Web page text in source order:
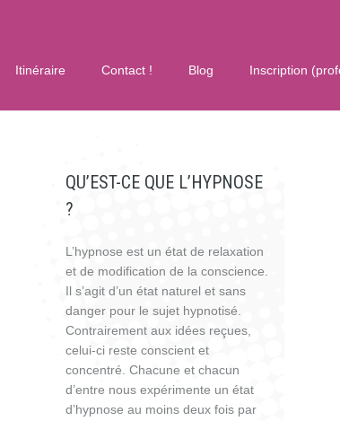
Itinéraire Contact ! Blog Inscription
QU’EST-CE QUE L’HYPNOSE
?
L’hypnose est un état de relaxation
et de modification de la conscience.
Il s’agit d’un état naturel et sans
danger pour le sujet hypnotisé.
Contrairement aux idées reçues,
celui-ci reste conscient et
concentré. Chacune et chacun
d’entre nous expérimente un état
d’hypnose au moins deux fois par